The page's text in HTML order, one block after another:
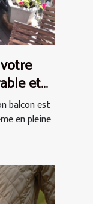
et
balcon est
en pleine